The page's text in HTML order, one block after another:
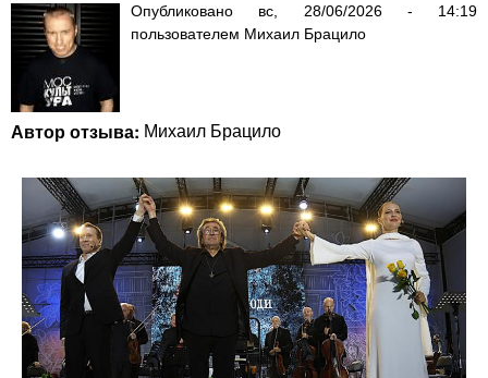
Опубликовано вс, 28/06/2026 - 14:19
пользователем Михаил Брацило
Автор отзыва: Михаил Брацило